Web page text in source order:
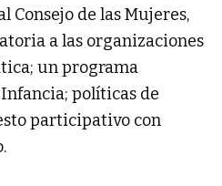
Consejo de las Mujeres,
a las organizaciones
un programa
políticas de
participativo con